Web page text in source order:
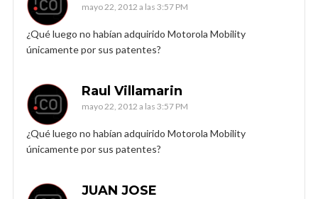
mayo 22, 2012 a las 3:57 PM
¿Qué luego no habían adquirido Motorola Mobility
únicamente por sus patentes?
Raul Villamarin
mayo 22, 2012 a las 3:57 PM
¿Qué luego no habían adquirido Motorola Mobility
únicamente por sus patentes?
JUAN JOSE